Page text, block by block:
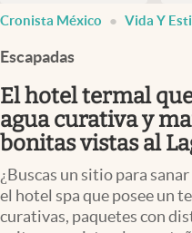
Pc y celular
Vida y estilo
Tv
Clima
Cronista México Vida Y
Escapadas
El hotel termal
agua curativa y
bonitas vistas al
¿Buscas un sitio para
el hotel spa que posee un
curativas, paquetes con